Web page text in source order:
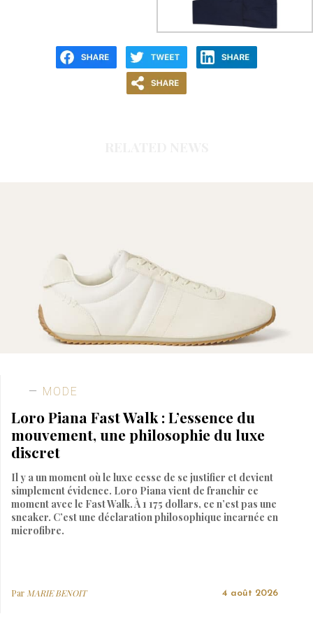
MODE
Loro Piana Fast Walk : L’essence du
mouvement, une philosophie du luxe
discret
Il y a un moment où le luxe cesse de se justifier et devient
simplement évidence. Loro Piana vient de franchir ce
moment avec le Fast Walk. À 1 175 dollars, ce n’est pas une
sneaker. C’est une déclaration philosophique incarnée en
microfibre.
Par MARIE BENOIT 4 août 2026